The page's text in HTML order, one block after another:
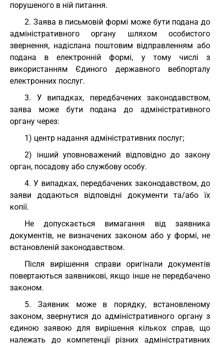
порушеного в ній питання.
2. Заява в письмовій формі може бути подана до
адміністративного органу шляхом особистого
звернення, надіслана поштовим відправленням або
подана в електронній формі, у тому числі з
використанням Єдиного державного вебпорталу
електронних послуг.
3. У випадках, передбачених законодавством,
заява може бути подана до адміністративного
органу через:
1) центр надання адміністративних послуг;
2) інший уповноважений відповідно до закону
орган, посадову або службову особу.
4. У випадках, передбачених законодавством, до
заяви додаються відповідні документи та/або їх
копії.
Не допускається вимагання від заявника
документів, не визначених законом або у формі, не
встановленій законодавством.
Після вирішення справи оригінали документів
повертаються заявникові, якщо інше не передбачено
законом.
5. Заявник може в порядку, встановленому
законом, звернутися до адміністративного органу з
єдиною заявою для вирішення кількох справ, що
належать до компетенції різних адміністративних